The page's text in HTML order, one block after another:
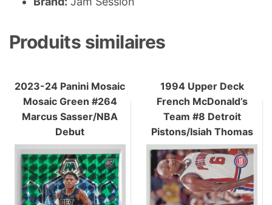
Produits similaires
2023-24 Panini Mosaic
Mosaic Green #264
Marcus Sasser/NBA
Debut
1994 Upper Deck
French McDonald’s
Team #8 Detroit
Pistons/Isiah Thomas